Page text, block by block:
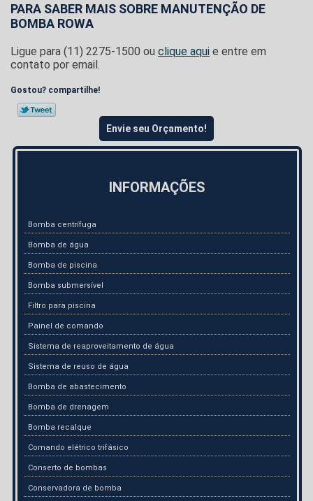
PARA SABER MAIS SOBRE MANUTENÇÃO DE
BOMBA ROWA
Ligue para (11) 2275-1500 ou clique aqui e entre em
contato por email.
Gostou? compartilhe!
Envie seu Orçamento!
INFORMAÇÕES
Bomba centrífuga
Bomba de água
Bomba de piscina
Bomba submersível
Filtro para piscina
Painel de comando
Sistema de reaproveitamento de água
Sistema de reuso de água
Bomba de abastecimento
Bomba de drenagem
Bomba recalque
Comando elétrico trifásico
Conserto de bombas
Conservadora de bomba